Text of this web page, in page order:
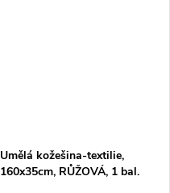
Umělá kožešina-textilie,
160x35cm, RŮŽOVÁ, 1 bal.